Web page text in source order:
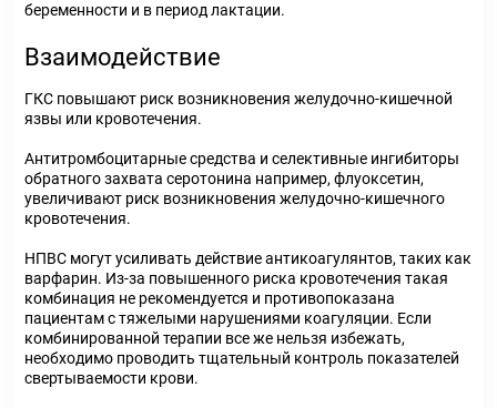
беременности и в период лактации.
Взаимодействие
ГКС повышают риск возникновения желудочно-кишечной
язвы или кровотечения.
Антитромбоцитарные средства и селективные ингибиторы
обратного захвата серотонина например, флуоксетин,
увеличивают риск возникновения желудочно-кишечного
кровотечения.
НПВС могут усиливать действие антикоагулянтов, таких как
варфарин. Из-за повышенного риска кровотечения такая
комбинация не рекомендуется и противопоказана
пациентам с тяжелыми нарушениями коагуляции. Если
комбинированной терапии все же нельзя избежать,
необходимо проводить тщательный контроль показателей
свертываемости крови.